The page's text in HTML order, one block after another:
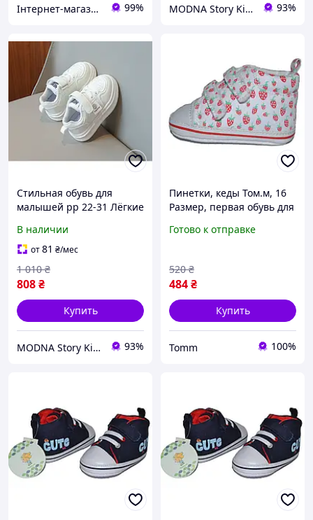
Інтернет-магазин "Книгар" 99% MODNA Story Kids. Интернет-магазин модной детской и подростковой одежды и обуви 93%
Стильная обувь для
малышей рр 22-31 Лёгкие
на девочку
В наличии
от81 ₴/мес
808₴
1 010 ₴
Купить
MODNA Story Kids. Интернет-магазин модной детской и подростковой одежды и обуви 93%
Пинетки, кеды Том.м, 16
Размер, первая обувь для
112-9318-05
Готово к отправке
484₴
520 ₴
Купить
Tomm 100%